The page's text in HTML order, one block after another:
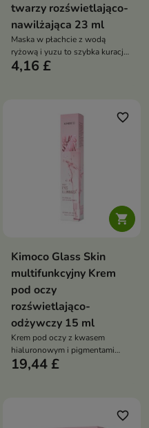
twarzy rozświetlająco-
nawilżająca 23 ml
Maska w płachcie z wodą
ryżową i yuzu to szybka kuracja
rozświetlająco-nawilżająca,
wygładza cerę
4,16 £

favorite_border
Kimoco Glass Skin
multifunkcyjny Krem
pod oczy
rozświetlająco-
odżywczy 15 ml
Krem pod oczy z kwasem
hialuronowym i pigmentami
glow to rozświetlający
nadając efekt świeżego
19,44 £
favorite_border